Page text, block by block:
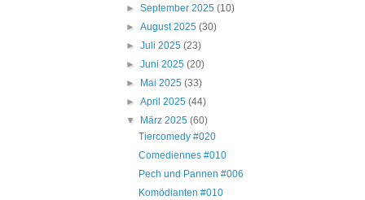
►September 2025(10)
►August 2025(30)
►Juli 2025(23)
►Juni 2025(20)
►
Mai 2025(33)
►April 2025(44)
▼
März 2025(60)
Tiercomedy #020
Comediennes #010
Pech und Pannen #006
Komödianten #010